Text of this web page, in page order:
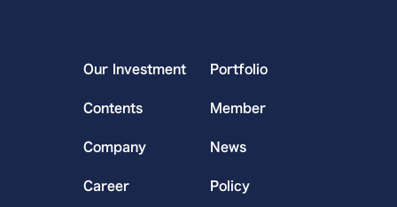
Our Investment Portfolio
Contents Member
Company News
Career Policy